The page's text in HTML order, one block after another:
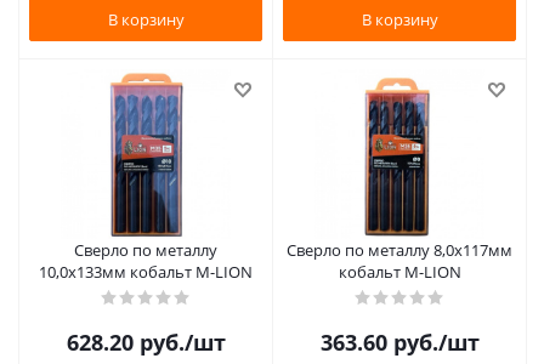
В корзину В корзину
Сверло по металлу
10,0х133мм кобальт M-LION
628.20руб./шт
Сверло по металлу 8,0х117мм
кобальт M-LION
363.60руб./шт